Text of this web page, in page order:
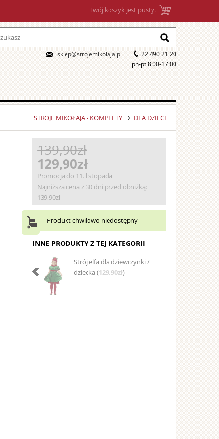
Twój koszyk jest pusty.
sklep@strojemikolaja.pl
22 490 21 20
pn-pt 8:00-17:00
STROJE MIKOŁAJA - KOMPLETY DLA DZIECI
139,90zł
129,90zł
Promocja do 11. listopada
Najniższa cena z 30 dni przed obniżką:
139,90zł
Produkt chwilowo niedostępny
INNE PRODUKTY Z TEJ KATEGORII
Strój elfa dla dziewczynki /
dziecka (129,90zł)